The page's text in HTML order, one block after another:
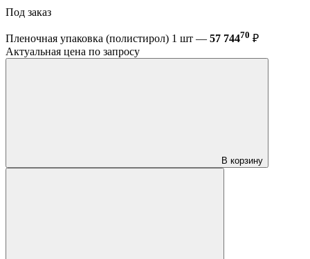
Под заказ
Пленочная упаковка (полистирол) 1 шт — 57 74470 ₽
Актуальная цена по запросу
В корзину